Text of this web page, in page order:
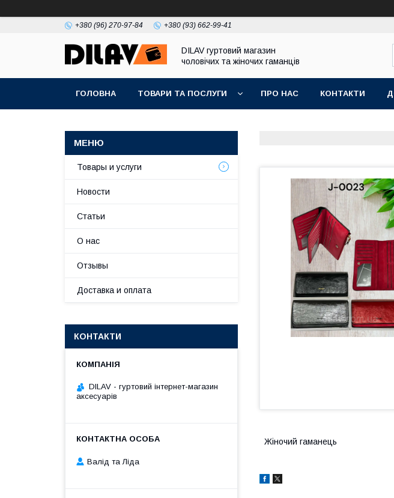
+380 (96) 270-97-84 +380 (93) 662-99-41
DILAV гуртовий магазин
чоловічих та жіночих гаманців
ГОЛОВНА ТОВАРИ ТА ПОСЛУГИ ПРО НАС КОНТАКТИ
Жіночий гаманець
Товары и услуги
Новости
Статьи
О нас
Отзывы
Доставка и оплата
КОНТАКТИ
DILAV - гуртовий інтернет-магазин
аксесуарів
Валід та Ліда